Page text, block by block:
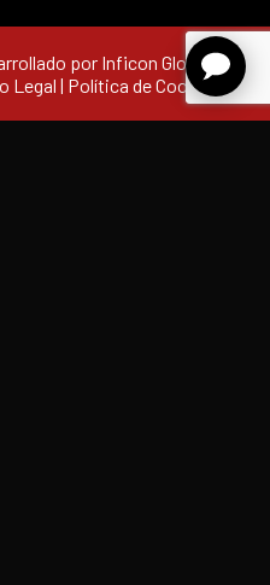
por Inficon Global |
Legal | Política de Cookies